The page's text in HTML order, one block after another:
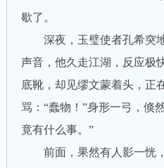
歇了。
深夜，玉璧使者孔希突地
声音，他久走江湖，反应极
底靴，却见缪文蒙着头，正
骂：“蠢物！”身形一弓，倏
竟有什么事。”
前面，果然有人影一恍